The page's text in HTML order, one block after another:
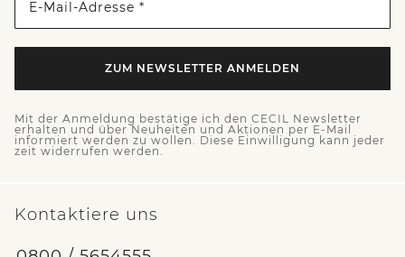
E-Mail-Adresse *
ZUM NEWSLETTER ANMELDEN
Mit der Anmeldung bestätige ich den CECIL Newsletter
erhalten und über Neuheiten und Aktionen per E-Mail
informiert werden zu wollen. Diese Einwilligung kann jeder
zeit widerrufen werden.
Kontaktiere uns